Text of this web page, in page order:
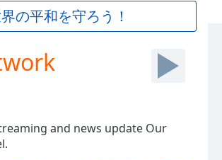
の平和を守ろう！
and news update Our